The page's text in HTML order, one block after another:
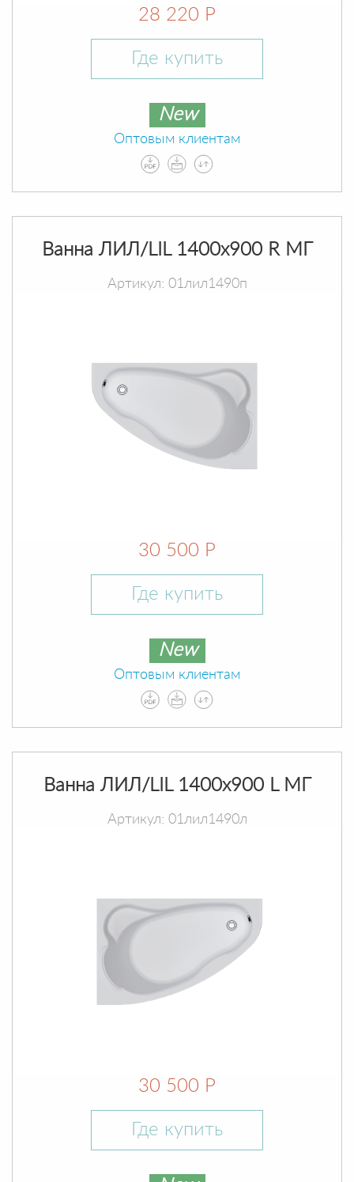
28 220 Р
Где купить
New
Оптовым клиентам
Ванна ЛИЛ/LIL 1400х900 R МГ
Артикул: 01лил1490п
30 500 Р
Где купить
New
Оптовым клиентам
Ванна ЛИЛ/LIL 1400х900 L МГ
Артикул: 01лил1490л
30 500 Р
Где купить